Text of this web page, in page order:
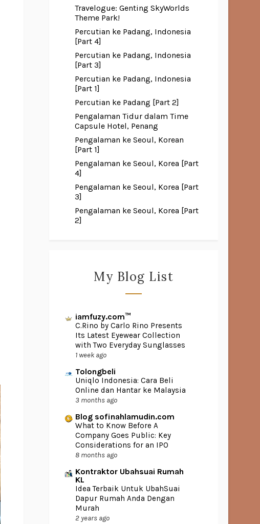
Travelogue: Genting SkyWorlds
Theme Park!
Percutian ke Padang, Indonesia
[Part 4]
Percutian ke Padang, Indonesia
[Part 3]
Percutian ke Padang, Indonesia
[Part 1]
Percutian ke Padang [Part 2]
Pengalaman Tidur dalam Time
Capsule Hotel, Penang
Pengalaman ke Seoul, Korean
[Part 1]
Pengalaman ke Seoul, Korea [Part
4]
Pengalaman ke Seoul, Korea [Part
3]
Pengalaman ke Seoul, Korea [Part
2]
My Blog List
iamfuzy.com™
C.Rino by Carlo Rino Presents
Its Latest Eyewear Collection
with Two Everyday Sunglasses
1 week ago
Tolongbeli
Uniqlo Indonesia: Cara Beli
Online dan Hantar ke Malaysia
3 months ago
Blog sofinahlamudin.com
What to Know Before A
Company Goes Public: Key
Considerations for an IPO
8 months ago
Kontraktor Ubahsuai Rumah
KL
Idea Terbaik Untuk UbahSuai
Dapur Rumah Anda Dengan
Murah
2 years ago